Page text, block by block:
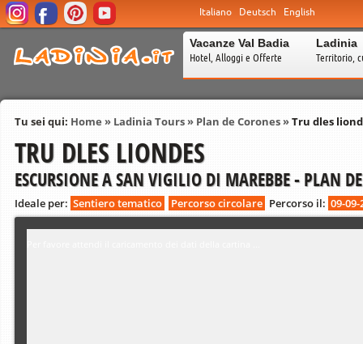
Italiano Deutsch English
Vacanze Val Badia
Hotel, Alloggi e Offerte
Ladinia
Territorio,
Tu sei qui: Home» Ladinia Tours» Plan de Corones»Tru dles
TRU DLES LIONDES
ESCURSIONE A SAN VIGILIO DI MAREBBE - PLAN
Ideale per: Sentiero tematico Percorso circolare Percorso il: 09-09-